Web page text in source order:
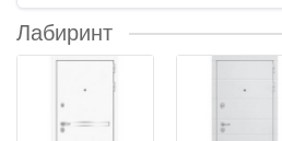
Лабиринт